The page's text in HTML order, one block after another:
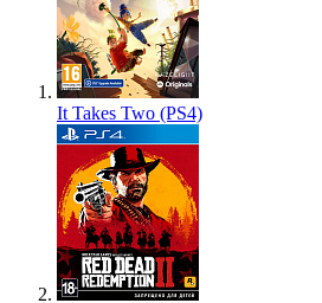
It Takes Two (PS4)